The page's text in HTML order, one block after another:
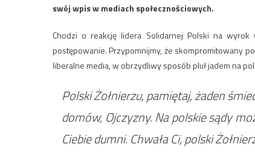
swój wpis w mediach społecznościowych.
Chodzi o reakcję lidera Solidarnej Polski na wyrok
postępowanie. Przypomnijmy, że skompromitowany
liberalne media, w obrzydliwy sposób pluł jadem na
Polski Żołnierzu, pamiętaj, żaden
domów, Ojczyzny. Na polskie sądy
Ciebie dumni. Chwała Ci, polski